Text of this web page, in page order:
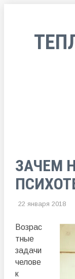
ЗАЧЕМ
22 января 2018
Возрас
тные
задачи
челове
к